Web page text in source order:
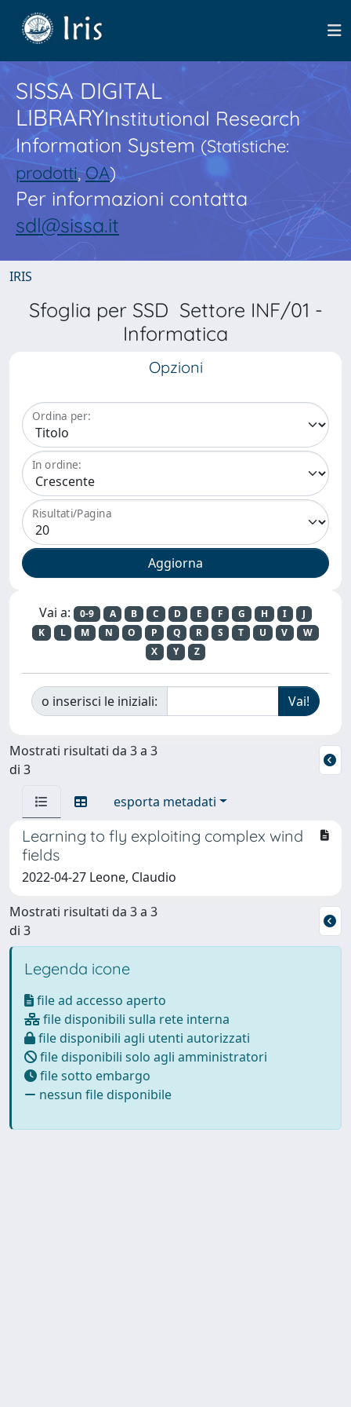
SISSA DIGITAL
LIBRARYInstitutional Research
Information System(Statistiche:
prodotti,OA)
Per informazioni contatta
sdl@sissa.it
IRIS
Sfoglia per SSD Settore INF/01 -
Informatica
Opzioni
Ordina per:
In ordine:
Risultati/Pagina
Vai a: 0-9 A B C D E F G H I
J
K
L M N O P Q R S T U V
W
X
Y Z
o inserisci le iniziali:
Mostrati risultati da 3 a 3
di 3
esporta metadati
Learning to fly exploiting complex wind
fields
2022-04-27 Leone, Claudio
Mostrati risultati da 3 a 3
di 3
Legenda icone
file ad accesso aperto
file disponibili sulla rete interna
file disponibili agli utenti autorizzati
file disponibili solo agli amministratori
file sotto embargo
nessun file disponibile